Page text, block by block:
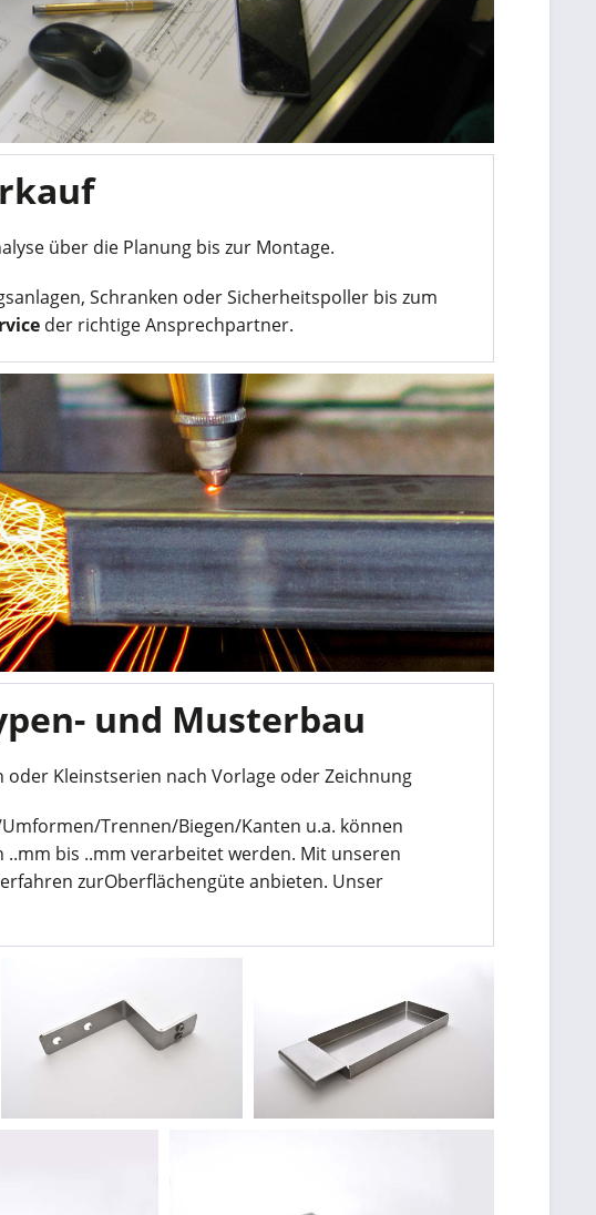
über die Planung bis zur Montage.
Schranken oder Sicherheitspoller bis zum
der richtige Ansprechpartner.
und Musterbau
Kleinstserien nach Vorlage oder Zeichnung
Trennen/Biegen/Kanten u.a. können
bis ..mm verarbeitet werden. Mit unseren
zurOberflächengüte anbieten. Unser